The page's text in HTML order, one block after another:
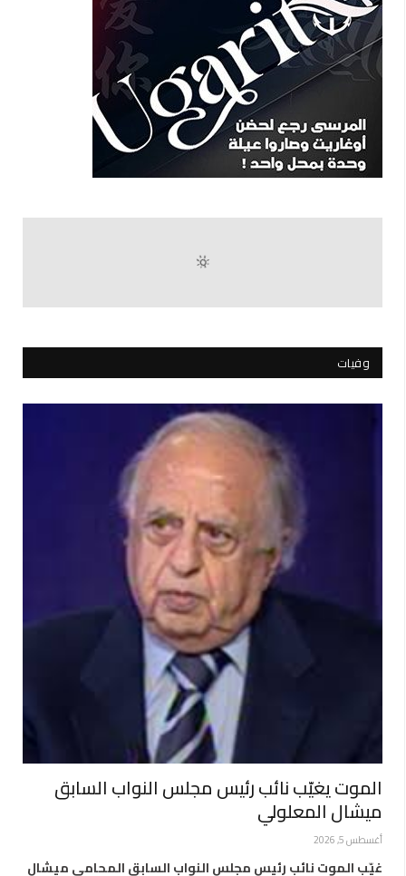
وفيات
الموت يغيّب نائب رئيس مجلس النواب السابق
ميشال المعلولي
أغسطس 5, 2026
غيّب الموت نائب رئيس مجلس النواب السابق المحامي ميشال